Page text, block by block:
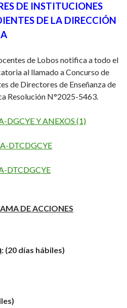
DE INSTITUCIONES
DE LA DIRECCIÓN
de Lobos notifica a todo el
al llamado a Concurso de
de Directores de Enseñanza de
Resolución N°2025-5463.
DGCYE Y ANEXOS (1)
DTCDGCYE
DTCDGCYE
DE ACCIONES
: (20 días hábiles)